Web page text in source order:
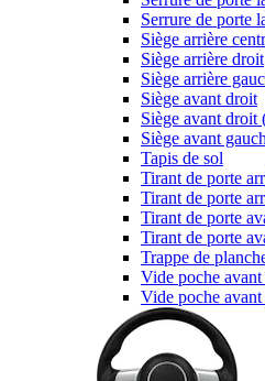
Serrure de porte
Siège arrière
Siège arrière droit
Siège arrière
Siège avant droit
Siège avant droit
Siège avant
Tapis de sol
Tirant de porte
Tirant de porte
Tirant de porte
Tirant de porte
Trappe de
Vide poche
Vide poche avant